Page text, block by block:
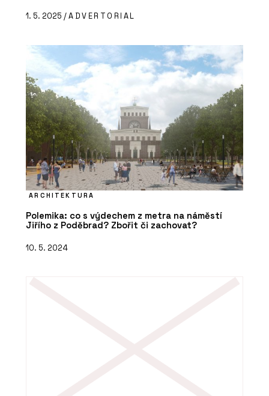
1. 5. 2025 /ADVERTORIAL
ARCHITEKTURA
Polemika: co s výdechem z metra na náměstí
Jiřího z Poděbrad? Zbořit či zachovat?
10. 5. 2024